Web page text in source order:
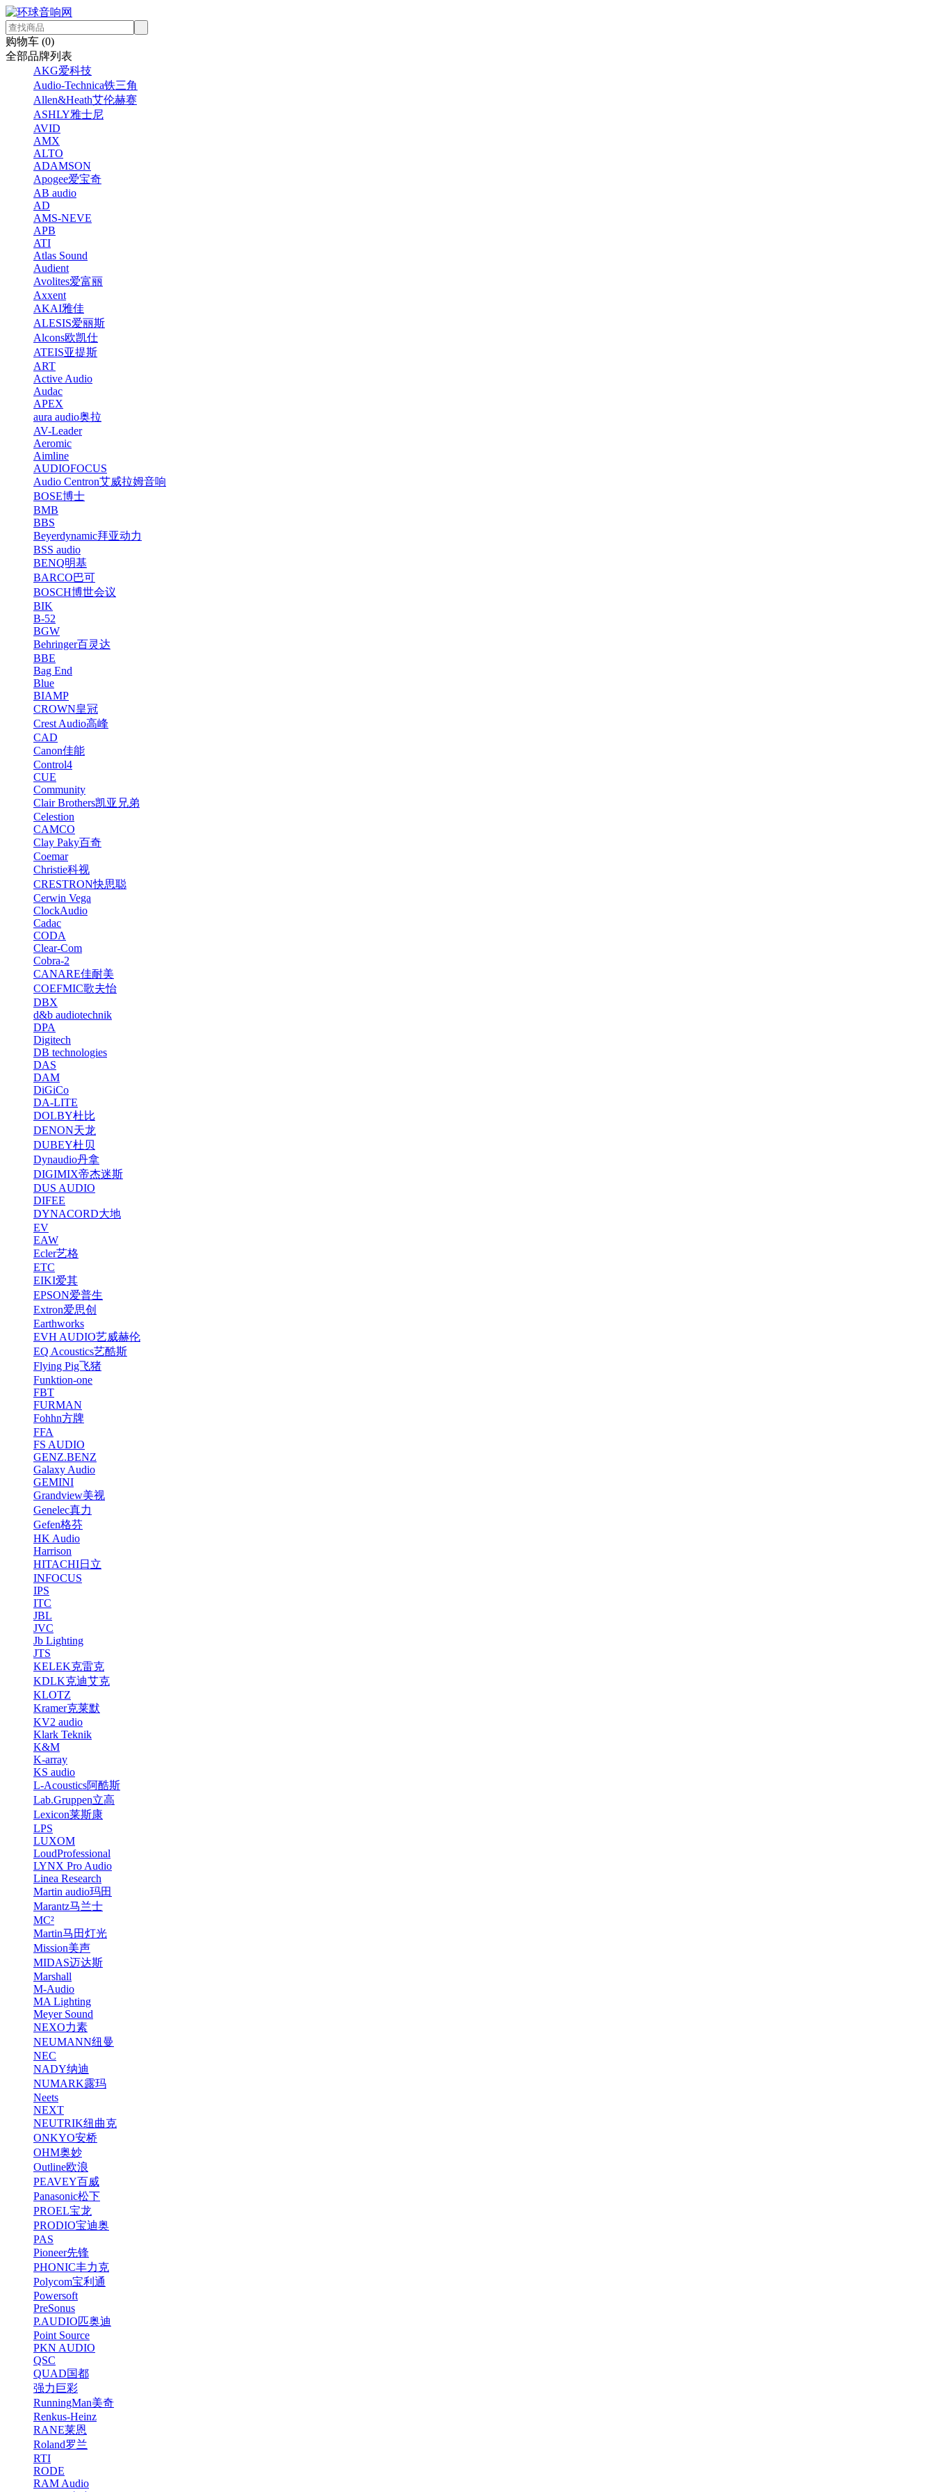
购物车 (0)
全部品牌列表
AKG爱科技
Audio-Technica铁三角
Allen&Heath艾伦赫赛
ASHLY雅士尼
AVID
AMX
ALTO
ADAMSON
Apogee爱宝奇
AB audio
AD
AMS-NEVE
APB
ATI
Atlas Sound
Audient
Avolites爱富丽
Axxent
AKAI雅佳
ALESIS爱丽斯
Alcons欧凯仕
ATEIS亚提斯
ART
Active Audio
Audac
APEX
aura audio奥拉
AV-Leader
Aeromic
Aimline
AUDIOFOCUS
Audio Centron艾威拉姆音响
BOSE博士
BMB
BBS
Beyerdynamic拜亚动力
BSS audio
BENQ明基
BARCO巴可
BOSCH博世会议
BIK
B-52
BGW
Behringer百灵达
BBE
Bag End
Blue
BIAMP
CROWN皇冠
Crest Audio高峰
CAD
Canon佳能
Control4
CUE
Community
Clair Brothers凯亚兄弟
Celestion
CAMCO
Clay Paky百奇
Coemar
Christie科视
CRESTRON快思聪
Cerwin Vega
ClockAudio
Cadac
CODA
Clear-Com
Cobra-2
CANARE佳耐美
COEFMIC歌夫怡
DBX
d&b audiotechnik
DPA
Digitech
DB technologies
DAS
DAM
DiGiCo
DA-LITE
DOLBY杜比
DENON天龙
DUBEY杜贝
Dynaudio丹拿
DIGIMIX帝杰迷斯
DUS AUDIO
DIFEE
DYNACORD大地
EV
EAW
Ecler艺格
ETC
EIKI爱其
EPSON爱普生
Extron爱思创
Earthworks
EVH AUDIO艺威赫伦
EQ Acoustics艺酷斯
Flying Pig飞猪
Funktion-one
FBT
FURMAN
Fohhn方牌
FFA
FS AUDIO
GENZ.BENZ
Galaxy Audio
GEMINI
Grandview美视
Genelec真力
Gefen格芬
HK Audio
Harrison
HITACHI日立
INFOCUS
IPS
ITC
JBL
JVC
Jb Lighting
JTS
KELEK克雷克
KDLK克迪艾克
KLOTZ
Kramer克莱默
KV2 audio
Klark Teknik
K&M
K-array
KS audio
L-Acoustics阿酷斯
Lab.Gruppen立高
Lexicon莱斯康
LPS
LUXOM
LoudProfessional
LYNX Pro Audio
Linea Research
Martin audio玛田
Marantz马兰士
MC²
Martin马田灯光
Mission美声
MIDAS迈达斯
Marshall
M-Audio
MA Lighting
Meyer Sound
NEXO力素
NEUMANN纽曼
NEC
NADY纳迪
NUMARK露玛
Neets
NEXT
NEUTRIK纽曲克
ONKYO安桥
OHM奥妙
Outline欧浪
PEAVEY百威
Panasonic松下
PROEL宝龙
PRODIO宝迪奥
PAS
Pioneer先锋
PHONIC丰力克
Polycom宝利通
Powersoft
PreSonus
P.AUDIO匹奥迪
Point Source
PKN AUDIO
QSC
QUAD国都
强力巨彩
RunningMan美奇
Renkus-Heinz
RANE莱恩
Roland罗兰
RTI
RODE
RAM Audio